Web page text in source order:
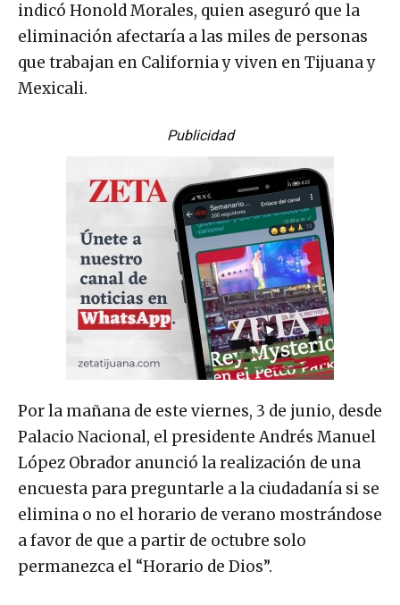
indicó Honold Morales, quien aseguró que la
eliminación afectaría a las miles de personas
que trabajan en California y viven en Tijuana y
Mexicali.
Publicidad
Por la mañana de este viernes, 3 de junio, desde
Palacio Nacional, el presidente Andrés Manuel
López Obrador anunció la realización de una
encuesta para preguntarle a la ciudadanía si se
elimina o no el horario de verano mostrándose
a favor de que a partir de octubre solo
permanezca el “Horario de Dios”.